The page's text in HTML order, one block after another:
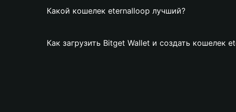
Какой кошелек eternalloop лучший?
Как загрузить Bitget Wallet и создать кошелек